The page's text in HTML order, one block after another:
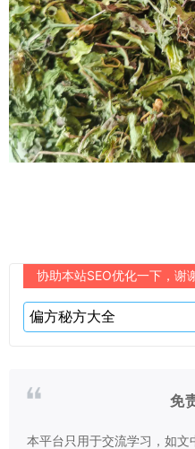
协助本站SEO优化一下，谢
免
本平台只用于交流学习，如